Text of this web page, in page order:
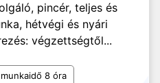
pincér, teljes és
hétvégi és nyári
végzettségtől...
8 óra